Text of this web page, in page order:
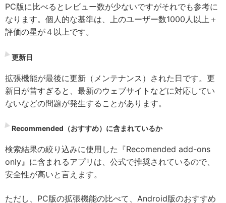
PC版に比べるとレビュー数が少ないですがそれでも参考に
なります。個人的な基準は、上のユーザー数1000人以上＋
評価の星が４以上です。
更新日
拡張機能が最後に更新（メンテナンス）された日です。更
新日が昔すぎると、最新のウェブサイトなどに対応してい
ないなどの問題が発生することがあります。
Recommended（おすすめ）に含まれているか
検索結果の絞り込みに使用した『Recomended add-ons
only』に含まれるアプリは、公式で推奨されているので、
安全性が高いと言えます。
ただし、PC版の拡張機能の比べて、Android版のおすすめ